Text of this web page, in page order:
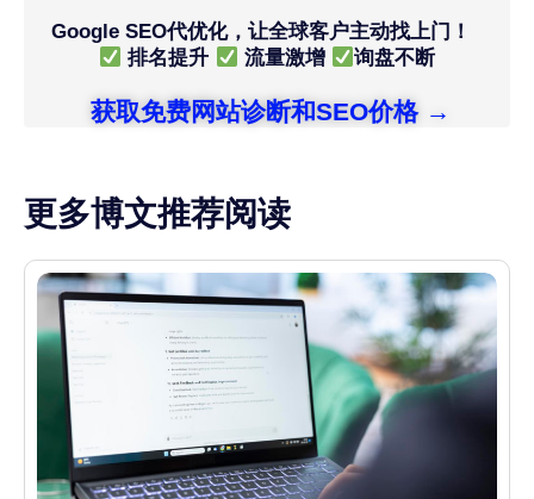
Google SEO代优化，让全球客户主动找上门！
排名提升
流量激增 询盘不断
获取免费网站诊断和SEO价格 →
更多博文推荐阅读